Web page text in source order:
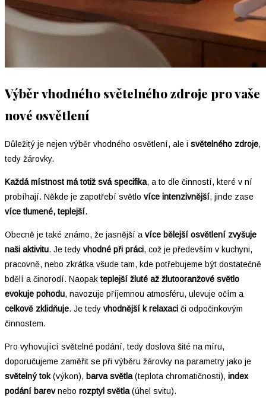
Výběr vhodného světelného zdroje pro vaše
nové osvětlení
Důležitý je nejen výběr vhodného osvětlení, ale i světelného zdroje,
tedy žárovky.
Každá místnost má totiž svá specifika, a to dle činností, které v ní
probíhají. Někde je zapotřebí světlo více intenzivnější, jinde zase
více tlumené, teplejší.
Obecně je také známo, že jasnější a více bělejší osvětlení zvyšuje
naši aktivitu. Je tedy vhodné při práci, což je především v kuchyni,
pracovně, nebo zkrátka všude tam, kde potřebujeme být dostatečně
bdělí a činorodí. Naopak teplejší žluté až žlutooranžové světlo
evokuje pohodu, navozuje příjemnou atmosféru, ulevuje očím a
celkově zklidňuje. Je tedy vhodnější k relaxaci či odpočinkovým
činnostem.
Pro vyhovující světelné podání, tedy doslova šité na míru,
doporučujeme zaměřit se při výběru žárovky na parametry jako je
světelný tok(výkon), barva světla(teplota chromatičnosti), index
podání barevnebo rozptyl světla(úhel svitu).